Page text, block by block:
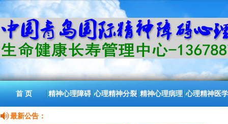
首 页 精神心理障碍 心理精神分裂 精神心理病理 心理精神医学
最新公告：